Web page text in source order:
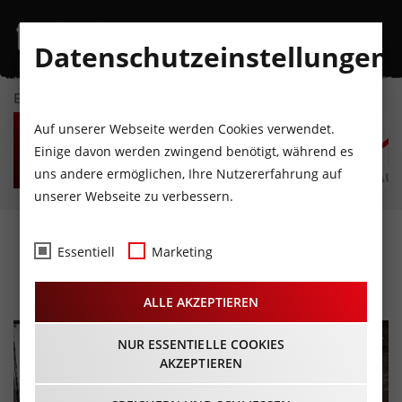
EVENTKALENDER
FR
7
AUGUST
SA
8
AUGUST
SO
9
AUGUST
MO
10
AUGUST
DI
11
AUGUST
Lucille
29.09.2022 - Beginn 20:00 Uhr
Datenschutzeinstellungen
Auf unserer Webseite werden Cookies verwendet.
Einige davon werden zwingend benötigt, während es
uns andere ermöglichen, Ihre Nutzererfahrung auf
unserer Webseite zu verbessern.
Essentiell Marketing
ALLE AKZEPTIEREN
NUR ESSENTIELLE COOKIES
AKZEPTIEREN